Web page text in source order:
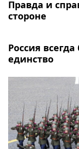
Правда и
стороне
Россия
единство